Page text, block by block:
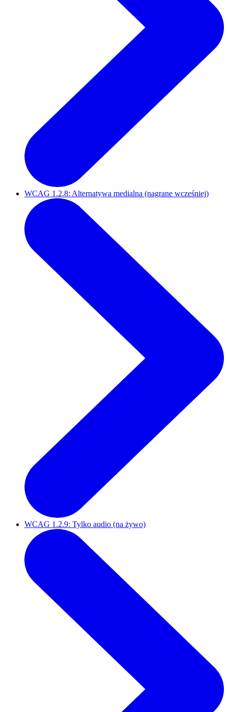
WCAG 1.2.8: Alternatywa medialna (nagrane wcześniej)
WCAG 1.2.9: Tylko audio (na żywo)